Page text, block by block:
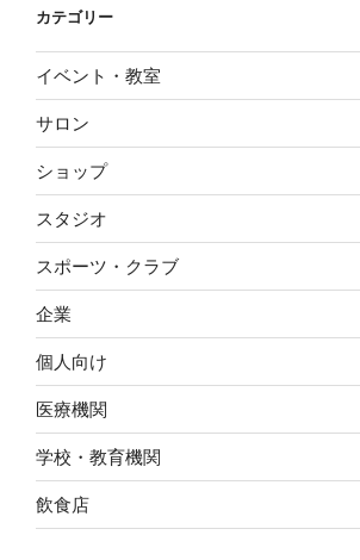
カテゴリー
イベント・教室
サロン
ショップ
スタジオ
スポーツ・クラブ
企業
個人向け
医療機関
学校・教育機関
飲食店